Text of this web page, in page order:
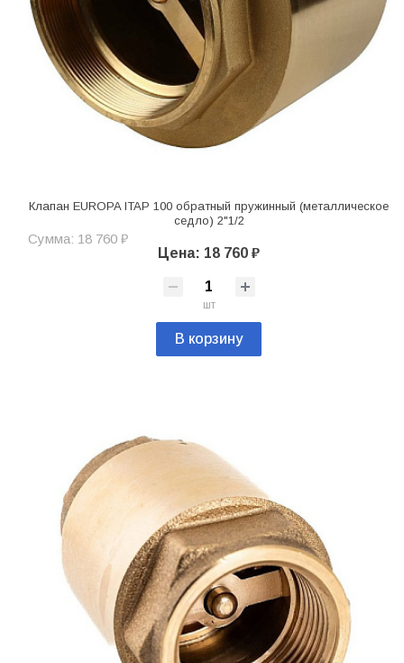
Клапан EUROPA ITAP 100 обратный пружинный (металлическое
седло) 2"1/2
Сумма: 18 760 ₽
Цена: 18 760 ₽
шт
В корзину